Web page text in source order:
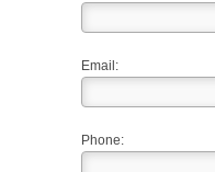
Email:
Phone: